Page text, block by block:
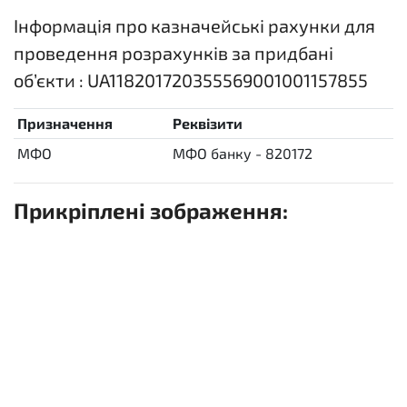
Інформація про казначейські рахунки для
проведення розрахунків за придбані
об’єкти : UA118201720355569001001157855
Призначення
Реквізити
МФО
МФО банку - 820172
Прикріплені зображення: